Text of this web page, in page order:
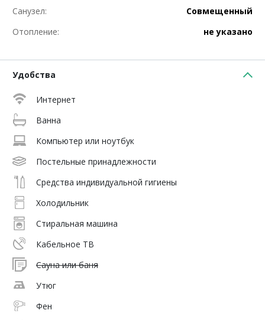
Санузел:
Совмещенный
Отопление:
не указано
Удобства
Интернет
Ванна
Компьютер или ноутбук
Постельные принадлежности
Средства индивидуальной гигиены
Холодильник
Стиральная машина
Кабельное ТВ
Сауна или баня
Утюг
Фен